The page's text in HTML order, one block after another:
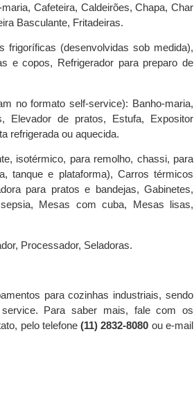
Cafeteira, Caldeirões, Chapa, Char
Basculante, Fritadeiras.
frigoríficas (desenvolvidas sob medida),
e copos, Refrigerador para preparo de
no formato self-service): Banho-maria,
Elevador de pratos, Estufa, Expositor
refrigerada ou aquecida.
isotérmico, para remolho, chassi, para
tanque e plataforma), Carros térmicos
para pratos e bandejas, Gabinetes,
Mesas com cuba, Mesas lisas,
Processador, Seladoras.
para cozinhas industriais, sendo
service. Para saber mais, fale com os
pelo telefone(11) 2832-8080 ou e-mail